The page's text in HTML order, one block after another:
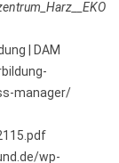
| DAM
manager/
wp-